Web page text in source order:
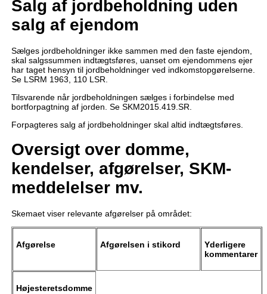
Salg af jordbeholdning uden
salg af ejendom
Sælges jordbeholdninger ikke sammen med den faste ejendom,
skal salgssummen indtægtsføres, uanset om ejendommens ejer
har taget hensyn til jordbeholdninger ved indkomstopgørelserne.
Se LSRM 1963, 110 LSR.
Tilsvarende når jordbeholdningen sælges i forbindelse med
bortforpagtning af jorden. Se SKM2015.419.SR.
Forpagteres salg af jordbeholdninger skal altid indtægtsføres.
Oversigt over domme,
kendelser, afgørelser, SKM-
meddelelser mv.
Skemaet viser relevante afgørelser på området:
Afgørelse Afgørelsen i stikord
Yderligere
kommentarer
Højesteretsdomme